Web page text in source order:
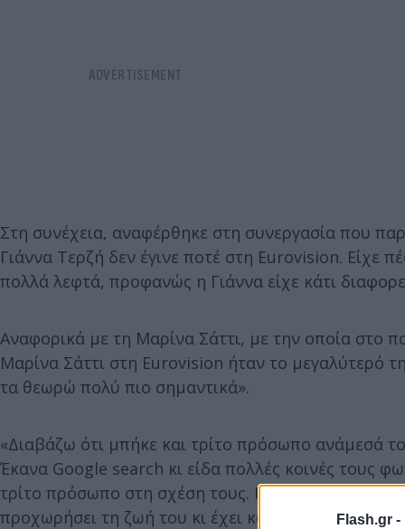
Flash.gr -
Στη συνέχεια, αναφέρθηκε στη συνεργασία που
Γιάννα Τερζή δεν έγινε ποτέ στη Eurovision. Είχε
πολλά λεφτά, προφανώς η Γιάννα είχε κάτι
Αναφορικά με τη Μαρίνα Σάττι, με την οποία στο
Μαρίνα Σάττι στη Eurovision ήταν το μεγαλύτερό
τα θεωρώ πολύ πιο σημαντικά».
«Διαβάζω ότι μπήκε και τρίτο πρόσωπο ανάμεσά
Έκανα Google search κι είδα πολλές κοινές τους
τρίτο πρόσωπο στη σχέση τους. Κάτι το οποίο δεν
προχωρήσει τη ζωή του κι έχει κάνει οικογένεια